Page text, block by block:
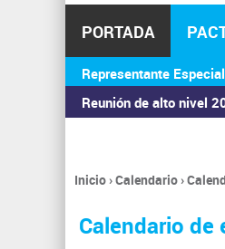
PORTADA
Representante Especial
Reunión de alto nivel
ASAMBLEA
Se
encuentra
usted
Inicio›Calendario›
Calendario de